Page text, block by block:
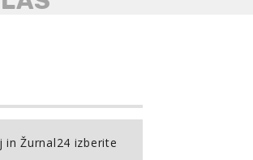
Žurnal24 izberite